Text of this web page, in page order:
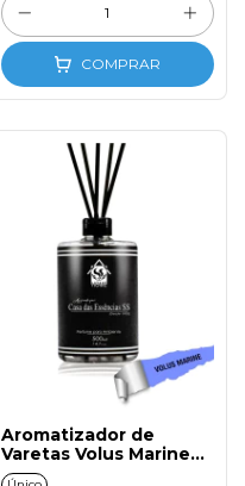
COMPRAR
Aromatizador de
Varetas Volus Marine
500ml com Tampa e